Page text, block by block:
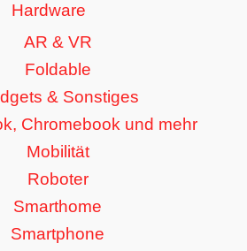
Hardware
AR & VR
Foldable
& Sonstiges
Chromebook und mehr
Mobilität
Roboter
Smarthome
Smartphone